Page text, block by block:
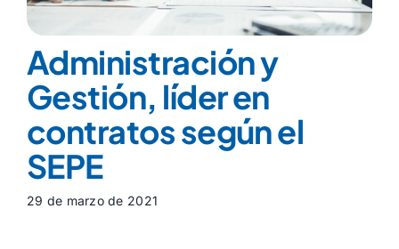
Administración y
Gestión, líder en
contratos según el
SEPE
29 de marzo de 2021